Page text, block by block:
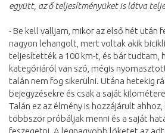
együtt, az ő teljesítményüket is látva
- Be kell valljam, mikor az első hét után
nagyon lehangolt, mert voltak akik
teljesítették a 100 km-t, és bár tudtam,
kategóriáról van szó, mégis
talán nem fog sikerülni. Utána hetekig
bejegyzésekre és csak a saját
Talán ez az élmény is hozzájárult
többször próbáljak menni és a saját